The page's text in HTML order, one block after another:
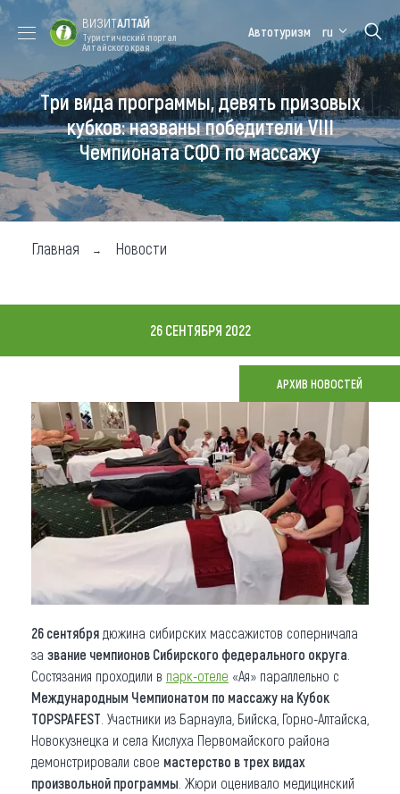
Форум VISIT
ALTAI
Цветение
маральника
Медицинский
форум
Алтайская
зимовка
Туры
Где побывать
Чем заняться
Карта
Что привезти (сувениры)
О регионе
Коллекция впечатлений
Другие рубрики
ВИЗИТАЛТАЙ
Туристический портал
Алтайского края
Автотуризм ru
Три вида программы, девять призовых
кубков: названы победители VIII
Чемпионата СФО по массажу
Главная Новости
26 СЕНТЯБРЯ 2022
АРХИВ НОВОСТЕЙ
26 сентября дюжина сибирских массажистов соперничала
за звание чемпионов Сибирского федерального округа
Состязания проходили в парк-отеле «Ая» параллельно с
Международным Чемпионатом по массажу на Кубок
TOPSPAFEST . Участники из Барнаула, Бийска, Горно-Алтайска,
Новокузнецка и села Кислуха Первомайского района
демонстрировали свое мастерство в трех видах
произвольной программы . Жюри оценивало медицинский